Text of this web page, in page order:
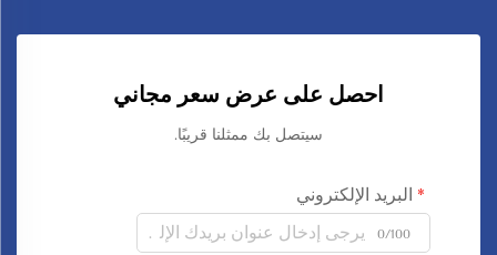
احصل على عرض سعر مجاني
سيتصل بك ممثلنا قريبًا.
البريد الإلكتروني
0/100